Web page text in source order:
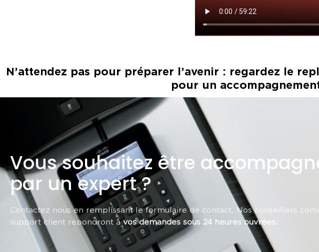
N’attendez pas pour préparer l’avenir : regardez le
pour un
Vous souhaitez être
par un expert ?
Contactez nous en remplissant le formulaire de contact. Nos conseillers
support client répondront àvos demandes sous 24 heures ouvrées.